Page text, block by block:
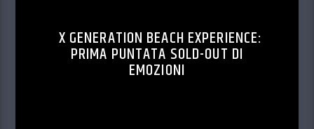
X GENERATION BEACH EXPERIENCE:
PRIMA PUNTATA SOLD-OUT DI
EMOZIONI